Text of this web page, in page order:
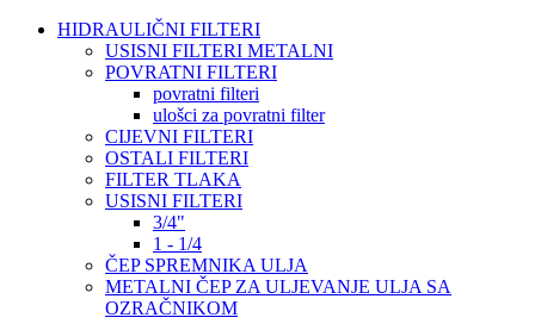
HIDRAULIČNI FILTERI
USISNI FILTERI METALNI
POVRATNI FILTERI
povratni filteri
ulošci za povratni filter
CIJEVNI FILTERI
OSTALI FILTERI
FILTER TLAKA
USISNI FILTERI
3/4"
1 - 1/4
ČEP SPREMNIKA ULJA
METALNI ČEP ZA ULJEVANJE ULJA SA
OZRAČNIKOM